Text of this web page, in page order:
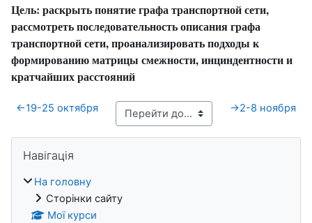
Цель: раскрытьпонятиеграфатранспортнойсети,
рассмотретьпоследовательностьописанияграфа
транспортнойсети,проанализироватьподходы к
формированиюматрицы смежности,инциндентностии
кратчайшихрасстояний
←19-25 октября →2-8 ноября
Навігація
На головну
Сторінки сайту
Мої курси